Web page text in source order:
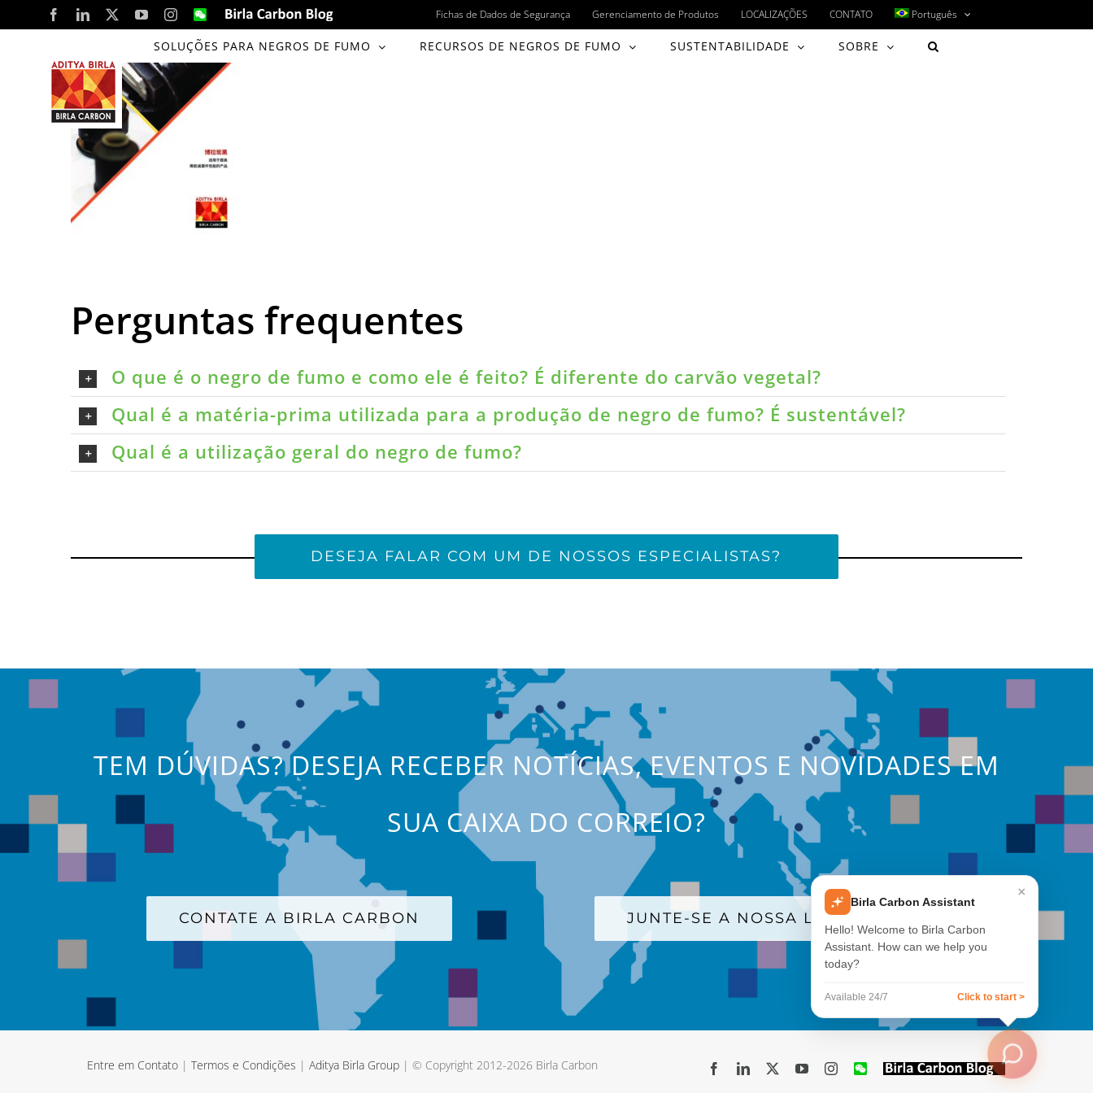
to
content
FacebookLinkedIn YouTubeInstagram
WeChatBirla
Carbon
Blog
Fichas de Dados de Segurança Gerenciamento de Produtos LOCALIZAÇÕES CONTATO Português
SOLUÇÕES PARA NEGROS DE FUMO RECURSOS DE NEGROS DE FUMO SUSTENTABILIDADE SOBRE
Perguntas frequentes
O que é o negro de fumo e como ele é feito? É diferente do carvão vegetal?
Qual é a matéria-prima utilizada para a produção de negro de fumo? É sustentável?
Qual é a utilização geral do negro de fumo?
DESEJA FALAR COM UM DE NOSSOS ESPECIALISTAS?
TEM DÚVIDAS? DESEJA RECEBER NOTÍCIAS, EVENTOS E NOVIDADES EM
SUA CAIXA DO CORREIO?
CONTATE A BIRLA CARBON JUNTE-SE A NOSSA LISTA DE E-MAILS
Entre em Contato |Termos e Condições |Aditya Birla Group | © Copyright 2012-2026 Birla Carbon FacebookLinkedIn YouTubeInstagram
WeChatBirla
×
Birla Carbon Assistant
Hello! Welcome to Birla Carbon
Assistant. How can we help you
today?
Available 24/7 Click to start >